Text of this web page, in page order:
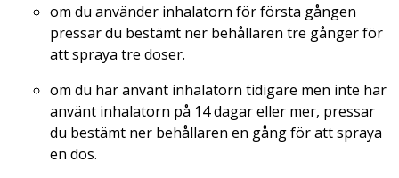
om du använder inhalatorn för första gången
pressar du bestämt ner behållaren tre gånger för
att spraya tre doser.
om du har använt inhalatorn tidigare men inte har
använt inhalatorn på 14 dagar eller mer, pressar
du bestämt ner behållaren en gång för att spraya
en dos.